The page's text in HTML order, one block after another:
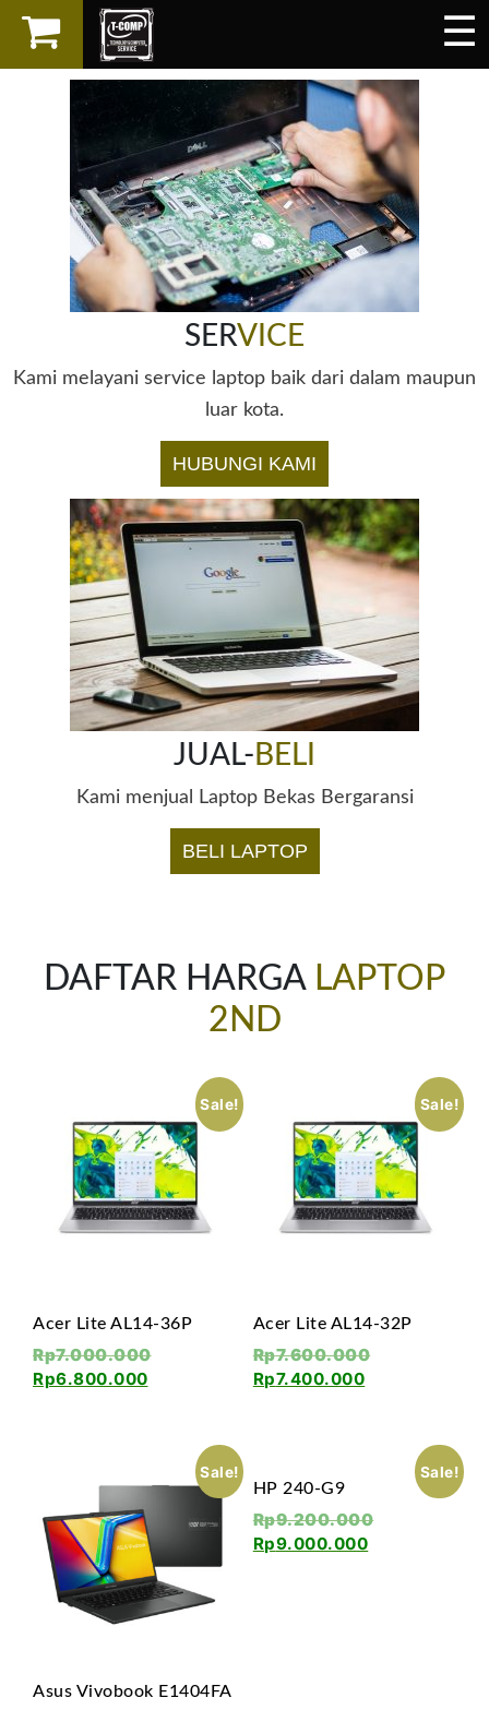
☰
×
LAPTOP
SPAREPART
AKSESORIS
SERVICES
SERVICE
Kami melayani service laptop baik dari dalam maupun
luar kota.
HUBUNGI KAMI
JUAL- BELI
Kami menjual Laptop Bekas Bergaransi
BELI LAPTOP
DAFTAR HARGA LAPTOP
2ND
Sale!
Acer Lite AL14-36P
Rp7.000.000
Rp6.800.000
Sale!
Acer Lite AL14-32P
Rp7.600.000
Rp7.400.000
Sale!
Asus Vivobook E1404FA
Sale!
HP 240-G9
Rp9.200.000
Rp9.000.000